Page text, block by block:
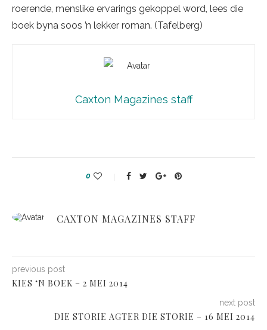
roerende, menslike ervarings gekoppel word, lees die
boek byna soos ’n lekker roman. (Tafelberg)
Caxton Magazines staff
0
CAXTON MAGAZINES STAFF
previous post
KIES ‘N BOEK – 2 MEI 2014
next post
DIE STORIE AGTER DIE STORIE – 16 MEI 2014